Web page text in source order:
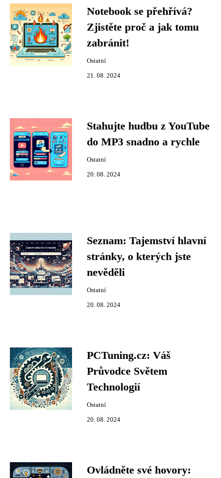
Notebook se přehřívá?
Zjistěte proč a jak tomu
zabránit!
Ostatní
21. 08. 2024
Stahujte hudbu z YouTube
do MP3 snadno a rychle
Ostatní
20. 08. 2024
Seznam: Tajemství hlavní
stránky, o kterých jste
nevěděli
Ostatní
20. 08. 2024
PCTuning.cz: Váš
Průvodce Světem
Technologií
Ostatní
20. 08. 2024
Ovládněte své hovory: